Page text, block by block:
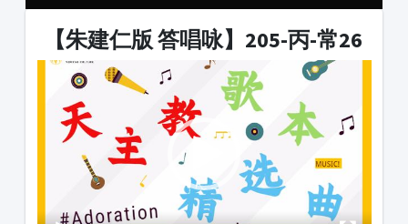
【朱建仁版 答唱咏】205-丙-常26
Video
Player